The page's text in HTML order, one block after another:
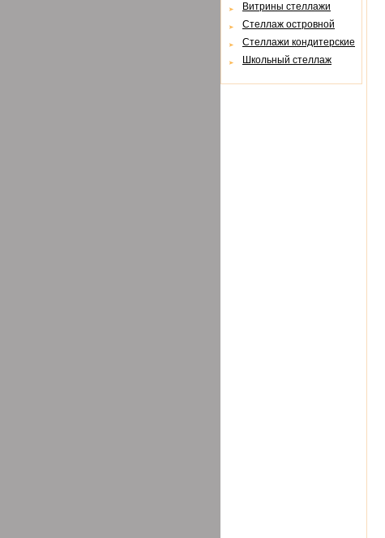
Витрины стеллажи
Cтеллаж островной
Cтеллажи кондитерские
Школьный стеллаж